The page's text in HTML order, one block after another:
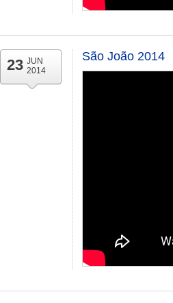
23 JUN
2014
São João 2014